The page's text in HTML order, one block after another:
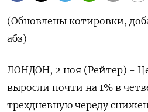
(Обновлены котировки,
абз)
ЛОНДОН, 2 ноя (Рейтер) -
выросли почти на 1% в
трехдневную череду